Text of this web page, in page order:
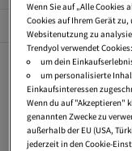
Beliebte Seiten
Jogger Leggings
Sport Leggings Winter
Sport Leggings Petite
High Waist Leggings
Wenn Sie auf „Alle Cookies
Cookies auf Ihrem Gerät
Websitenutzung zu
Trendyol verwendet Cookies:
um dein
um personalisierte
Einkaufsinteressen
Wenn du auf "Akzeptieren"
genannten Zwecke zu
außerhalb der EU (USA,
jederzeit in den Cookie-